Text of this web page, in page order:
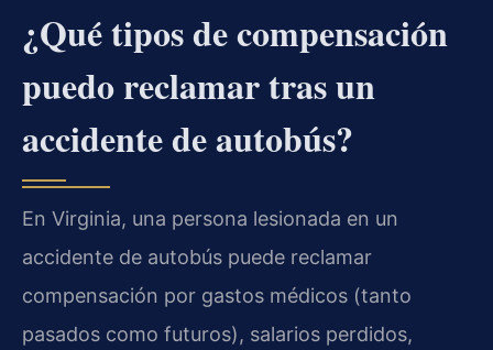
¿Qué tipos de compensación
puedo reclamar tras un
accidente de autobús?
En Virginia, una persona lesionada en un
accidente de autobús puede reclamar
compensación por gastos médicos (tanto
pasados como futuros), salarios perdidos,